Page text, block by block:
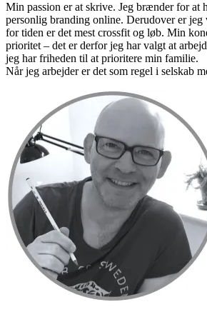
Min passion er at skrive. Jeg brænder for at
personlig branding online. Derudover er jeg
for tiden er det mest crossfit og løb. Min
prioritet – det er derfor jeg har valgt at
jeg har friheden til at prioritere min familie.
Når jeg arbejder er det som regel i selskab
Sidebar